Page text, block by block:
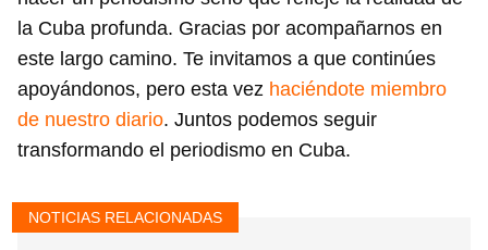
la Cuba profunda. Gracias por acompañarnos en
este largo camino. Te invitamos a que continúes
apoyándonos, pero esta vez haciéndote miembro
de nuestro diario. Juntos podemos seguir
transformando el periodismo en Cuba.
NOTICIAS RELACIONADAS